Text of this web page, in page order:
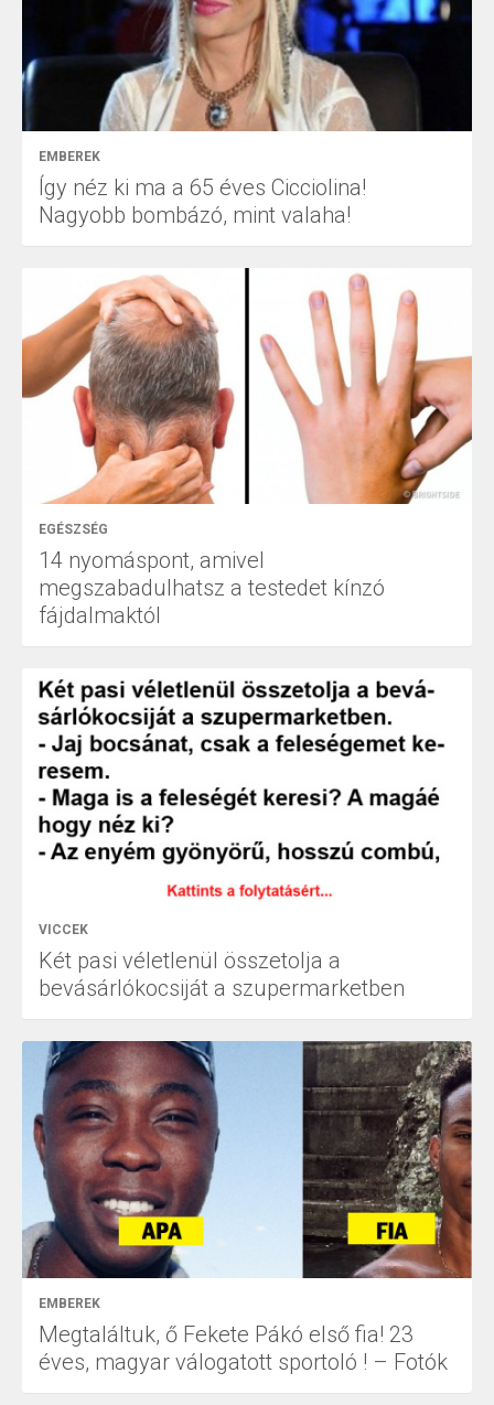
EMBEREK
Így néz ki ma a 65 éves Cicciolina!
Nagyobb bombázó, mint valaha!
EGÉSZSÉG
14 nyomáspont, amivel
megszabadulhatsz a testedet kínzó
fájdalmaktól
VICCEK
Két pasi véletlenül összetolja a
bevásárlókocsiját a szupermarketben
EMBEREK
Megtaláltuk, ő Fekete Pákó első fia! 23
éves, magyar válogatott sportoló ! – Fotók